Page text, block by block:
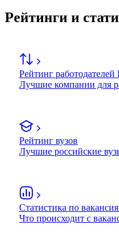
Рейтинги и
Рейтинг работодателей
Лучшие компании для
Рейтинг вузов
Лучшие российские
Статистика по
Что происходит с